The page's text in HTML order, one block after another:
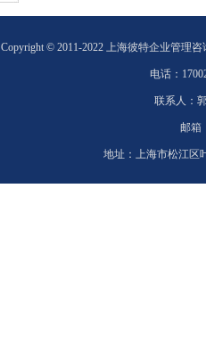
Copyright © 2011-2022 上海彼特企业管理
电话：
联系人：
邮箱
地址： 上海市松江区